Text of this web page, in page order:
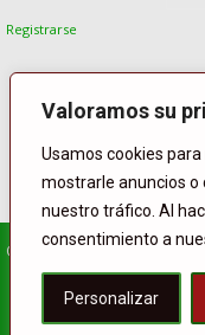
Valoramos su
Usamos cookies
mostrarle anuncios o
nuestro tráfico. Al
consentimiento a
Personalizar
Registrarse
© Copyright
Homepage POLÍTICA
DEPORTE
El Tiempo
Facebook
TwitterBuffer